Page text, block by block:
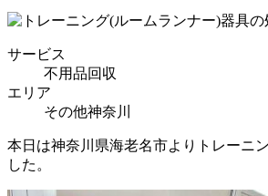
サービス
不用品回収
エリア
その他神奈川
本日は神奈川県海老名市よりトレーニ
した。